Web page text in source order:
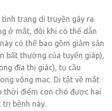
trạng di truyền gây ra
ở mắt, đôi khi có thể dẫn
có thể bao gồm giảm sản
bất thường của tuyến giáp),
đĩa thị giác), tụ cầu
võng mạc. Dị tật về mắt
thời điểm con chó được hai
trị bệnh này.